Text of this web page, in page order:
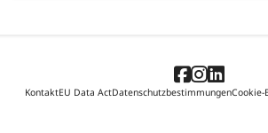
KontaktEU Data ActDatenschutzbestimmungenCookie-